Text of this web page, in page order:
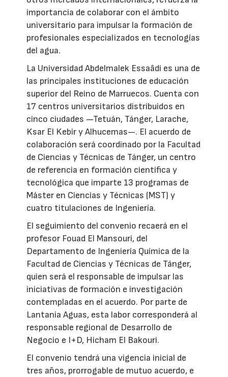
importancia de colaborar con el ámbito
universitario para impulsar la formación de
profesionales especializados en tecnologías
del agua.
La Universidad Abdelmalek Essaâdi es una de
las principales instituciones de educación
superior del Reino de Marruecos. Cuenta con
17 centros universitarios distribuidos en
cinco ciudades —Tetuán, Tánger, Larache,
Ksar El Kebir y Alhucemas—. El acuerdo de
colaboración será coordinado por la Facultad
de Ciencias y Técnicas de Tánger, un centro
de referencia en formación científica y
tecnológica que imparte 13 programas de
Máster en Ciencias y Técnicas (MST) y
cuatro titulaciones de Ingeniería.
El seguimiento del convenio recaerá en el
profesor Fouad El Mansouri, del
Departamento de Ingeniería Química de la
Facultad de Ciencias y Técnicas de Tánger,
quien será el responsable de impulsar las
iniciativas de formación e investigación
contempladas en el acuerdo. Por parte de
Lantania Aguas, esta labor corresponderá al
responsable regional de Desarrollo de
Negocio e I+D, Hicham El Bakouri.
El convenio tendrá una vigencia inicial de
tres años, prorrogable de mutuo acuerdo, e